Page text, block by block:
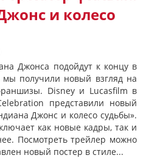
и колесо
Джонса подойдут к концу в
мы получили новый взгляд на
Disney и Lucasfilm в
представили новый
Джонс и колесо судьбы».
как новые кадры, так и
Посмотреть трейлер можно
новый постер в стиле...